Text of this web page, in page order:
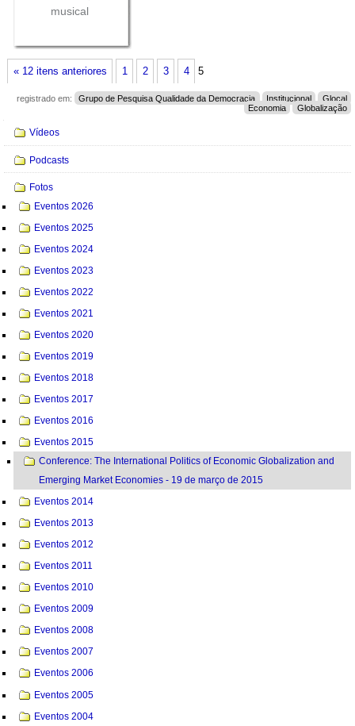
musical
« 12 itens anteriores 1 2 3 4 5
registrado em: Grupo de Pesquisa Qualidade da Democracia Institucional
Glocal
Economia
Globalização
Navegação
Vídeos
Podcasts
Fotos
Eventos 2026
Eventos 2025
Eventos 2024
Eventos 2023
Eventos 2022
Eventos 2021
Eventos 2020
Eventos 2019
Eventos 2018
Eventos 2017
Eventos 2016
Eventos 2015
Conference: The International Politics of Economic Globalization and
Emerging Market Economies - 19 de março de 2015
Eventos 2014
Eventos 2013
Eventos 2012
Eventos 2011
Eventos 2010
Eventos 2009
Eventos 2008
Eventos 2007
Eventos 2006
Eventos 2005
Eventos 2004